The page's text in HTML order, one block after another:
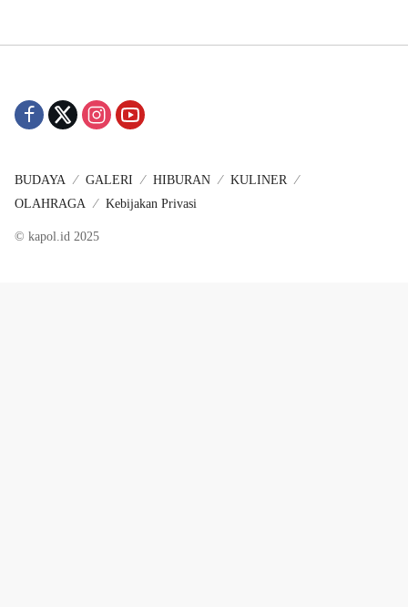
BUDAYA GALERI HIBURAN
KULINER
OLAHRAGA
Kebijakan Privasi
© kapol.id 2025